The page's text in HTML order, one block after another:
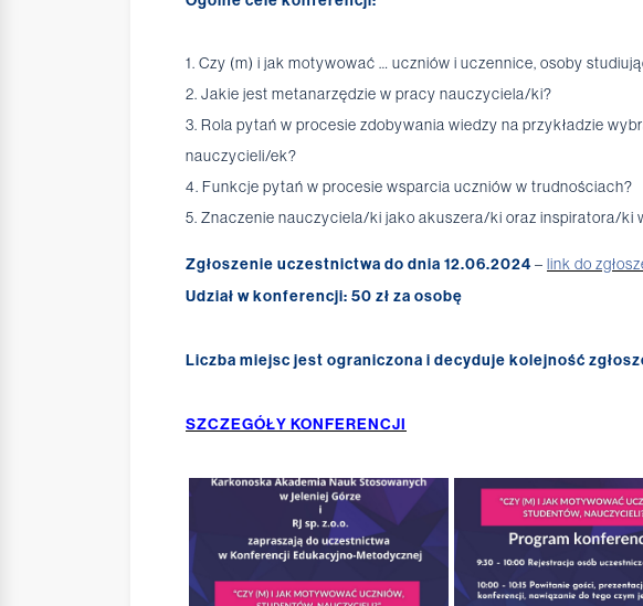
1. Czy (m) i jak motywować … uczniów i uczennice, osoby
2. Jakie jest metanarzędzie w pracy nauczyciela/ki?
3. Rola pytań w procesie zdobywania wiedzy na przykładzie
nauczycieli/ek?
4. Funkcje pytań w procesie wsparcia uczniów w trudnościach?
5. Znaczenie nauczyciela/ki jako akuszera/ki oraz inspiratora/ki
Zgłoszenie uczestnictwa do dnia 12.06.2024 – link do
Udział w konferencji: 50 zł za osobę
Liczba miejsc jest ograniczona i decyduje kolejność
SZCZEGÓŁY KONFERENCJI